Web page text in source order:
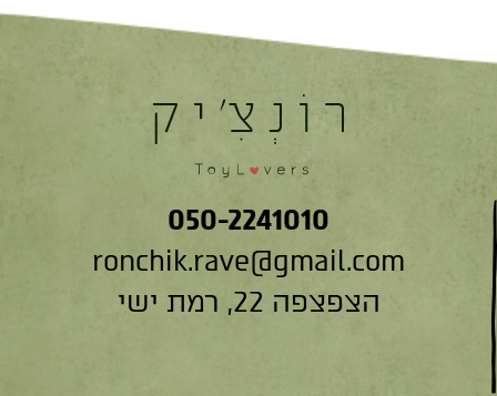
050-2241010
ronchik.rave@gmail.com
הצפצפה 22, רמת ישי